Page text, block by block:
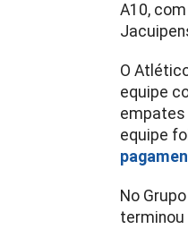
A10,
O
equipe
empates
equipe
No
terminou